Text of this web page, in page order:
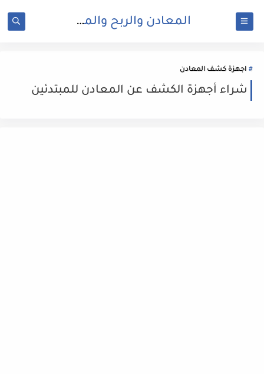
المعادن والربح والمال
اجهزة كشف المعادن
شراء أجهزة الكشف عن المعادن للمبتدئين